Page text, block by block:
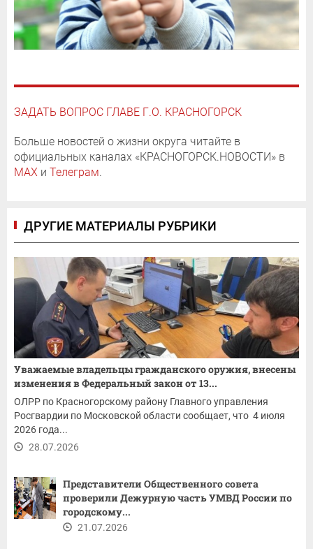
ЗАДАТЬ ВОПРОС ГЛАВЕ Г.О. КРАСНОГОРСК
Больше новостей о жизни округа читайте в
официальных каналах «КРАСНОГОРСК.НОВОСТИ» в
MAX и Телеграм.
ДРУГИЕ МАТЕРИАЛЫ РУБРИКИ
Уважаемые владельцы гражданского оружия, внесены
изменения в Федеральный закон от 13...
ОЛРР по Красногорскому району Главного управления
Росгвардии по Московской области сообщает, что 4 июля
2026 года...
28.07.2026
Представители Общественного совета
проверили Дежурную часть УМВД России по
городскому...
21.07.2026